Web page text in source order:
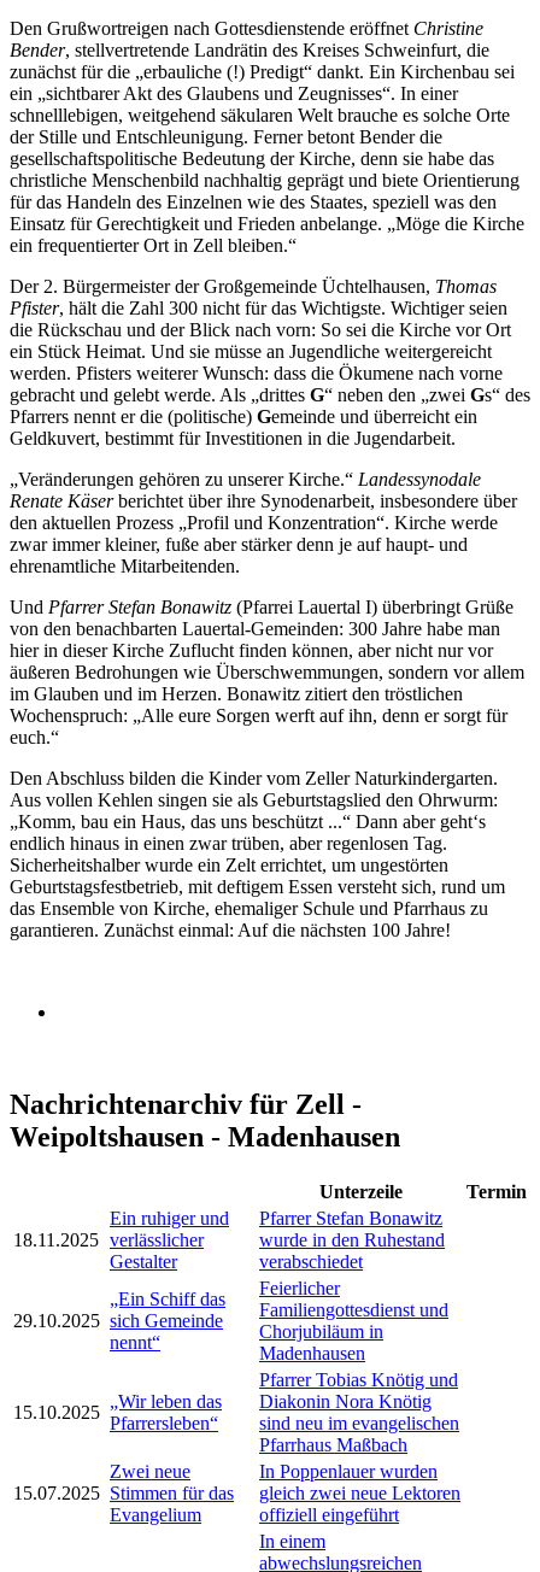
Den Grußwortreigen nach Gottesdienstende eröffnet Christine
Bender, stellvertretende Landrätin des Kreises Schweinfurt, die
zunächst für die „erbauliche (!) Predigt“ dankt. Ein Kirchenbau sei
ein „sichtbarer Akt des Glaubens und Zeugnisses“. In einer
schnelllebigen, weitgehend säkularen Welt brauche es solche Orte
der Stille und Entschleunigung. Ferner betont Bender die
gesellschaftspolitische Bedeutung der Kirche, denn sie habe das
christliche Menschenbild nachhaltig geprägt und biete Orientierung
für das Handeln des Einzelnen wie des Staates, speziell was den
Einsatz für Gerechtigkeit und Frieden anbelange. „Möge die Kirche
ein frequentierter Ort in Zell bleiben.“
Der 2. Bürgermeister der Großgemeinde Üchtelhausen, Thomas
Pfister, hält die Zahl 300 nicht für das Wichtigste. Wichtiger seien
die Rückschau und der Blick nach vorn: So sei die Kirche vor Ort
ein Stück Heimat. Und sie müsse an Jugendliche weitergereicht
werden. Pfisters weiterer Wunsch: dass die Ökumene nach vorne
gebracht und gelebt werde. Als „drittes G“ neben den „zwei Gs“ des
Pfarrers nennt er die (politische) Gemeinde und überreicht ein
Geldkuvert, bestimmt für Investitionen in die Jugendarbeit.
„Veränderungen gehören zu unserer Kirche.“ Landessynodale
Renate Käserberichtet über ihre Synodenarbeit, insbesondere über
den aktuellen Prozess „Profil und Konzentration“. Kirche werde
zwar immer kleiner, fuße aber stärker denn je auf haupt- und
ehrenamtliche Mitarbeitenden.
Und Pfarrer Stefan Bonawitz (Pfarrei Lauertal I) überbringt Grüße
von den benachbarten Lauertal-Gemeinden: 300 Jahre habe man
hier in dieser Kirche Zuflucht finden können, aber nicht nur vor
äußeren Bedrohungen wie Überschwemmungen, sondern vor allem
im Glauben und im Herzen. Bonawitz zitiert den tröstlichen
Wochenspruch: „Alle eure Sorgen werft auf ihn, denn er sorgt für
euch.“
Den Abschluss bilden die Kinder vom Zeller Naturkindergarten.
Aus vollen Kehlen singen sie als Geburtstagslied den Ohrwurm:
„Komm, bau ein Haus, das uns beschützt ...“ Dann aber geht‘s
endlich hinaus in einen zwar trüben, aber regenlosen Tag.
Sicherheitshalber wurde ein Zelt errichtet, um ungestörten
Geburtstagsfestbetrieb, mit deftigem Essen versteht sich, rund um
das Ensemble von Kirche, ehemaliger Schule und Pfarrhaus zu
garantieren. Zunächst einmal: Auf die nächsten 100 Jahre!
Nachrichtenarchiv für Zell -
Weipoltshausen - Madenhausen
Unterzeile Termin
18.11.2025
Ein ruhiger und
verlässlicher
Gestalter
Pfarrer Stefan Bonawitz
wurde in den Ruhestand
verabschiedet
29.10.2025
„Ein Schiff das
sich Gemeinde
nennt“
Feierlicher
Familiengottesdienst und
Chorjubiläum in
Madenhausen
15.10.2025
„Wir leben das
Pfarrersleben“
Pfarrer Tobias Knötig und
Diakonin Nora Knötig
sind neu im evangelischen
Pfarrhaus Maßbach
15.07.2025
Zwei neue
Stimmen für das
Evangelium
In Poppenlauer wurden
gleich zwei neue Lektoren
offiziell eingeführt
In einem
abwechslungsreichen